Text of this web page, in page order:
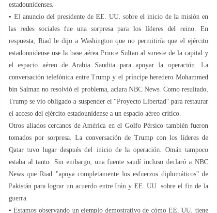
estadounidenses.
▪️ El anuncio del presidente de EE. UU. sobre el inicio de la misión en
las redes sociales fue una sorpresa para los líderes del reino. En
respuesta, Riad le dijo a Washington que no permitiría que el ejército
estadounidense use la base aérea Prince Sultan al sureste de la capital y
el espacio aéreo de Arabia Saudita para apoyar la operación. La
conversación telefónica entre Trump y el príncipe heredero Mohammed
bin Salman no resolvió el problema, aclara NBC News. Como resultado,
Trump se vio obligado a suspender el "Proyecto Libertad" para restaurar
el acceso del ejército estadounidense a un espacio aéreo crítico.
Otros aliados cercanos de América en el Golfo Pérsico también fueron
tomados por sorpresa. La conversación de Trump con los líderes de
Qatar tuvo lugar después del inicio de la operación. Omán tampoco
estaba al tanto. Sin embargo, una fuente saudí incluso declaró a NBC
News que Riad "apoya completamente los esfuerzos diplomáticos" de
Pakistán para lograr un acuerdo entre Irán y EE. UU. sobre el fin de la
guerra.
▪️ Estamos observando un ejemplo demostrativo de cómo EE. UU. tiene